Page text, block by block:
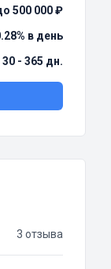
500 000 ₽
в день
30 - 365 дн.
3 отзыва